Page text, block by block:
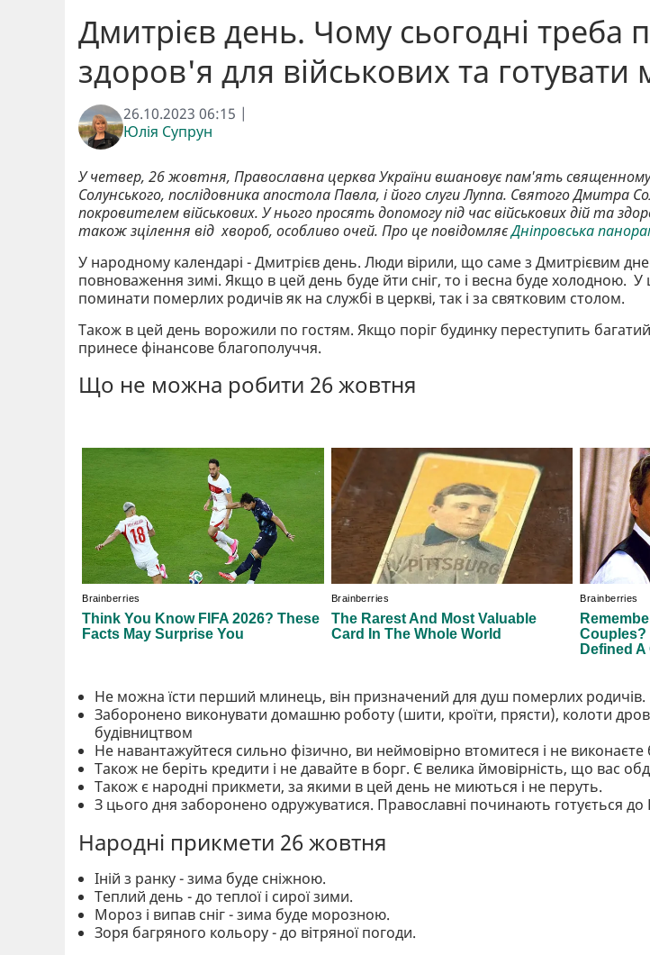
Дмитрієв день. Чому сьогодні треба
здоров'я для військових та готувати
26.10.2023 06:15 |
Юлія Супрун
У четвер, 26 жовтня, Православна церква України вшановує пам'ять
Солунського, послідовника апостола Павла, і його слуги Луппа. Святого Дмитра
покровителем військових. У нього просять допомогу під час військових дій та
також зцілення від хвороб, особливо очей. Про це повідомляєДніпровська
У народному календарі - Дмитрієв день. Люди вірили, що саме з Дмитрієвим
повноваження зимі. Якщо в цей день буде йти сніг, то і весна буде холодною.
поминати померлих родичів як на службі в церкві, так і за святковим столом.
Також в цей день ворожили по гостям. Якщо поріг будинку переступить багатий
принесе фінансове благополуччя.
Що не можна робити 26 жовтня
Не можна їсти перший млинець, він призначений для душ померлих родичів.
Заборонено виконувати домашню роботу (шити, кроїти, прясти), колоти
будівництвом
Не навантажуйтеся сильно фізично, ви неймовірно втомитеся і не виконаєте
Також не беріть кредити і не давайте в борг. Є велика ймовірність, що вас
Також є народні прикмети, за якими в цей день не миються і не перуть.
З цього дня заборонено одружуватися. Православні починають готується до
Народні прикмети 26 жовтня
Іній з ранку - зима буде сніжною.
Теплий день - до теплої і сирої зими.
Мороз і випав сніг - зима буде морозною.
Зоря багряного кольору - до вітряної погоди.